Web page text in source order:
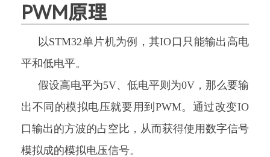
PWM原理
以STM32单片机为例，其IO口只能输出高电
平和低电平。
假设高电平为5V、低电平则为0V，那么要输
出不同的模拟电压就要用到PWM。通过改变IO
口输出的方波的占空比，从而获得使用数字信号
模拟成的模拟电压信号。